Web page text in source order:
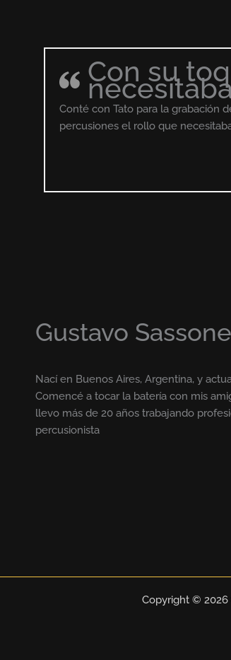
Con su
Conté con Tato para la grabación
percusiones el rollo que
Gustavo Sassone
Nací en Buenos Aires, Argentina, y
Comencé a tocar la batería con mis
llevo más de 20 años trabajando
percusionista
Copyright © 2026